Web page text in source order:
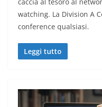
caccia al tesoro al
watching. La Division A
conference qualsiasi.
Leggi tutto